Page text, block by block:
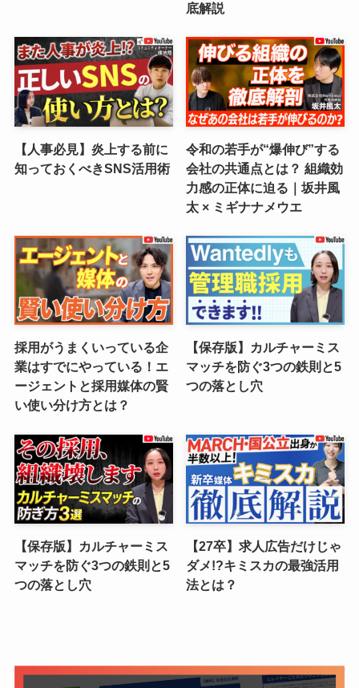
底解説
【人事必見】炎上する前に
知っておくべきSNS活用術
令和の若手が“爆伸び”する
会社の共通点とは？ 組織効
力感の正体に迫る｜坂井風
太 × ミギナナメウエ
採用がうまくいっている企
業はすでにやっている！エ
ージェントと採用媒体の賢
い使い分け方とは？
【保存版】カルチャーミス
マッチを防ぐ3つの鉄則と5
つの落とし穴
【保存版】カルチャーミス
マッチを防ぐ3つの鉄則と5
つの落とし穴
【27卒】求人広告だけじゃ
ダメ!?キミスカの最強活用
法とは？